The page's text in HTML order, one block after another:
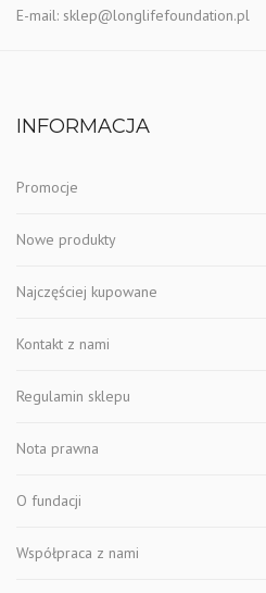
E-mail: sklep@longlifefoundation.pl
INFORMACJA
Promocje
Nowe produkty
Najczęściej kupowane
Kontakt z nami
Regulamin sklepu
Nota prawna
O fundacji
Współpraca z nami